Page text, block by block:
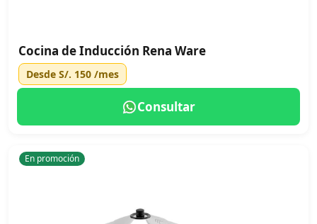
Cocina de Inducción Rena Ware
Desde S/. 150 /mes
Consultar
En promoción